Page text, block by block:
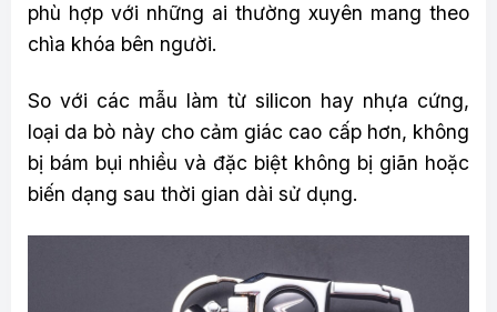
phù hợp với những ai thường xuyên mang theo
chìa khóa bên người.
So với các mẫu làm từ silicon hay nhựa cứng,
loại da bò này cho cảm giác cao cấp hơn, không
bị bám bụi nhiều và đặc biệt không bị giãn hoặc
biến dạng sau thời gian dài sử dụng.